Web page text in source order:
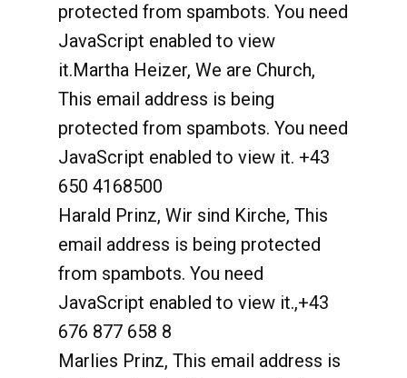
protected from spambots. You need
JavaScript enabled to view
it.Martha Heizer, We are Church,
This email address is being
protected from spambots. You need
JavaScript enabled to view it. +43
650 4168500
Harald Prinz, Wir sind Kirche, This
email address is being protected
from spambots. You need
JavaScript enabled to view it.,+43
676 877 658 8
Marlies Prinz, This email address is